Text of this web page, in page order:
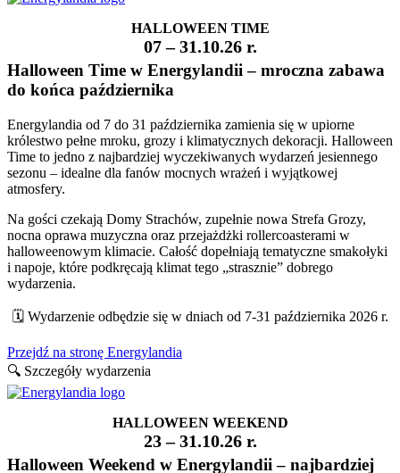
HALLOWEEN TIME
07 – 31.10.26 r.
Halloween Time w Energylandii – mroczna zabawa
do końca października
Energylandia od 7 do 31 października zamienia się w upiorne
królestwo pełne mroku, grozy i klimatycznych dekoracji. Halloween
Time to jedno z najbardziej wyczekiwanych wydarzeń jesiennego
sezonu – idealne dla fanów mocnych wrażeń i wyjątkowej
atmosfery.
Na gości czekają Domy Strachów, zupełnie nowa Strefa Grozy,
nocna oprawa muzyczna oraz przejażdżki rollercoasterami w
halloweenowym klimacie. Całość dopełniają tematyczne smakołyki
i napoje, które podkręcają klimat tego „strasznie” dobrego
wydarzenia.
🗓️ Wydarzenie odbędzie się w dniach od 7-31 października 2026 r.
Przejdź na stronę Energylandia
🔍 Szczegóły wydarzenia
HALLOWEEN WEEKEND
23 – 31.10.26 r.
Halloween Weekend w Energylandii – najbardziej